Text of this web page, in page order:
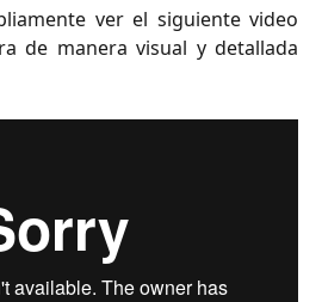
ver el siguiente video
de manera visual y detallada